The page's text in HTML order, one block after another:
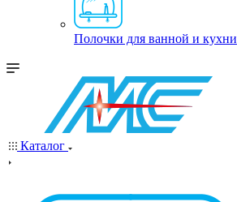
Полочки для ванной и кухни
Каталог